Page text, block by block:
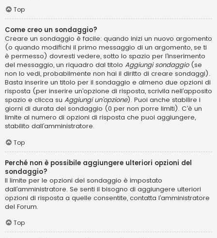
Top
Come creo un sondaggio?
Creare un sondaggio è facile: quando inizi un nuovo argomento
(o quando modifichi il primo messaggio di un argomento, se ti
è permesso) dovresti vedere, sotto lo spazio per l’inserimento
del messaggio, un riquadro dal titolo Aggiungi sondaggio(se
non lo vedi, probabilmente non hai il diritto di creare sondaggi).
Basta inserire un titolo per il sondaggio e almeno due opzioni di
risposta (per inserire un’opzione di risposta, scrivila nell’apposito
spazio e clicca su Aggiungi un’opzione). Puoi anche stabilire i
giorni di durata del sondaggio (0 per non porre limiti). C’è un
limite al numero di opzioni di risposta che puoi aggiungere,
stabilito dall’amministratore.
Top
Perché non è possibile aggiungere ulteriori opzioni del
sondaggio?
Il limite per le opzioni del sondaggio è impostato
dall’amministratore. Se senti il bisogno di aggiungere ulteriori
opzioni di risposta a quelle consentite, contatta l’amministratore
del Forum.
Top